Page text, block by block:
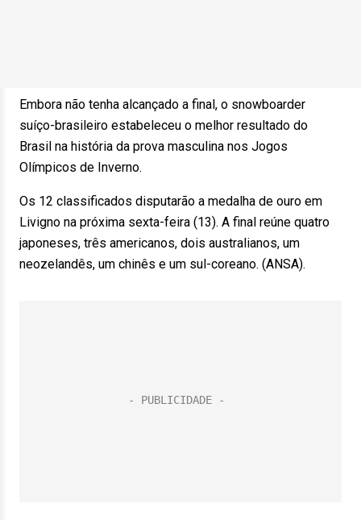
Embora não tenha alcançado a final, o snowboarder
suíço-brasileiro estabeleceu o melhor resultado do
Brasil na história da prova masculina nos Jogos
Olímpicos de Inverno.
Os 12 classificados disputarão a medalha de ouro em
Livigno na próxima sexta-feira (13). A final reúne quatro
japoneses, três americanos, dois australianos, um
neozelandês, um chinês e um sul-coreano. (ANSA).